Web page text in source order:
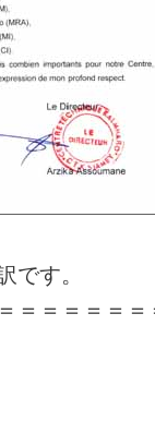
す。
＝＝＝＝＝